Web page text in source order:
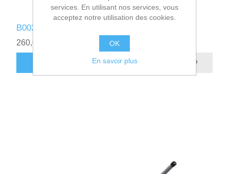
B002360 - KIT VISSERIE BIONIX - NUVIX
260,00€ HT
AJOUTER AU PANIER
services. En utilisant nos services, vous
acceptez notre utilisation des cookies.
OK
En savoir plus